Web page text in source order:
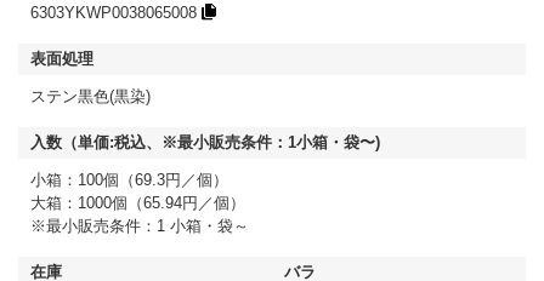
6303YKWP0038065008
ステン黒色(黒染)
小箱：100個（69.3円／個）
大箱：1000個（65.94円／個）
※最小販売条件：1 小箱・袋～